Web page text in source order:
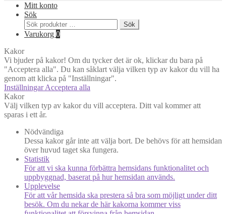
Mitt konto
Sök
Sök
efter:
Sök
Varukorg 0
Kakor
Vi bjuder på kakor! Om du tycker det är ok, klickar du bara på
"Acceptera alla". Du kan såklart välja vilken typ av kakor du vill ha
genom att klicka på "Inställningar".
InställningarAcceptera alla
Kakor
Välj vilken typ av kakor du vill acceptera. Ditt val kommer att
sparas i ett år.
Nödvändiga
Dessa kakor går inte att välja bort. De behövs för att hemsidan
över huvud taget ska fungera.
Statistik
För att vi ska kunna förbättra hemsidans funktionalitet och
uppbyggnad, baserat på hur hemsidan används.
Upplevelse
För att vår hemsida ska prestera så bra som möjligt under ditt
besök. Om du nekar de här kakorna kommer viss